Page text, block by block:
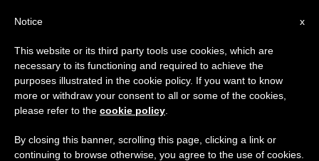
TAG
Posts Tagged ‘غفران
أسيزي’
x
Notice
This website or its third party tools use cookies, which are
necessary to its functioning and required to achieve the
purposes illustrated in the cookie policy. If you want to know
more or withdraw your consent to all or some of the cookies,
please refer to the cookie policy
By closing this banner, scrolling this page, clicking a link or
continuing to browse otherwise, you agree to the use of cookies.